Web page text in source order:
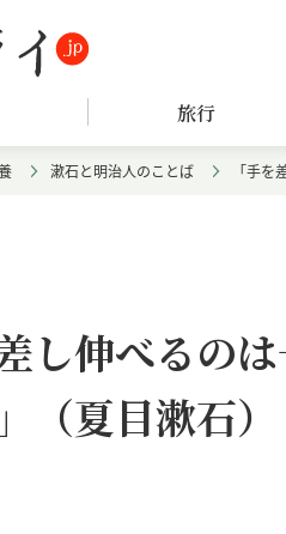
旅行
漱石と明治人のことば 「手
差し伸べるの
（夏目漱石